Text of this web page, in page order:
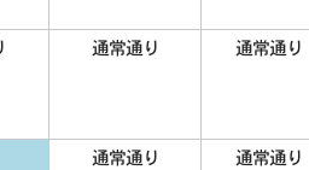
通常通り 通常通り
通常通り 通常通り